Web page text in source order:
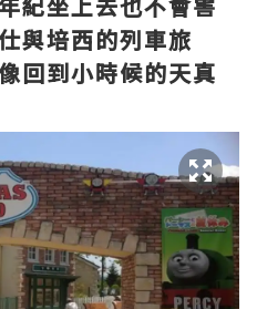
與培西的列車旅
回到小時候的天真